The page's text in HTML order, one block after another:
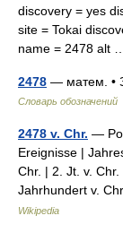
discovery = yes
site = Tokai
name = 2478 alt
2478 — матем. •
Словарь обозначений
2478 v. Chr. —
Ereignisse |
Chr. | 2. Jt. v.
Jahrhundert v.
Wikipedia